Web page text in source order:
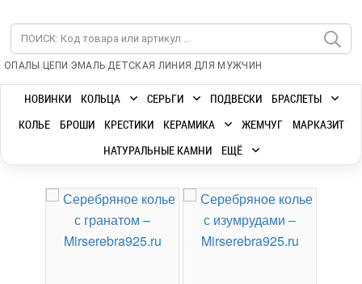
ОПАЛЫ | ЦЕПИ |ЭМАЛЬ|ДЕТСКАЯ ЛИНИЯ |ДЛЯ МУЖЧИН
НОВИНКИ КОЛЬЦА СЕРЬГИ ПОДВЕСКИ
БРАСЛЕТЫ
КОЛЬЕ
БРОШИ КРЕСТИКИ КЕРАМИКА ЖЕМЧУГ
МАРКАЗИТ
НАТУРАЛЬНЫЕ КАМНИ
ЕЩЁ